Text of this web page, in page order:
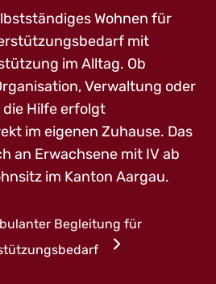
Wohnen für
mit
im Alltag. Ob
Verwaltung oder
Hilfe erfolgt
im eigenen Zuhause. Das
an Erwachsene mit IV ab
im Kanton Aargau.
Begleitung für